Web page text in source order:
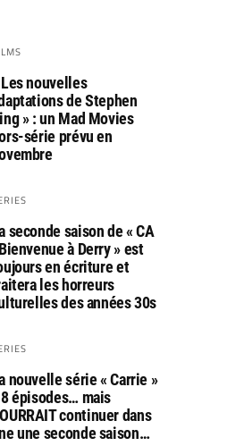
nouvelles
de Stephen
» : un Mad Movies
série prévu en
seconde saison de « CA
à Derry » est
en écriture et
les horreurs
des années 30s
nouvelle série « Carrie »
épisodes… mais
continuer dans
une seconde saison…